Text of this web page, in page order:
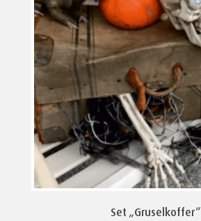
Set „Gruselkoffer“